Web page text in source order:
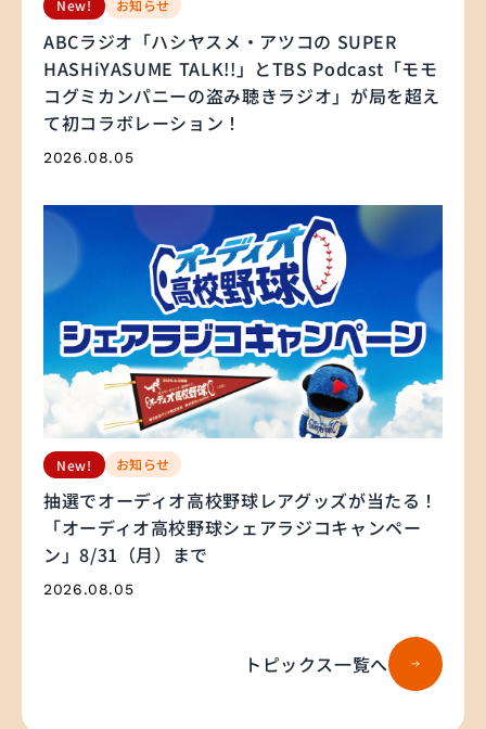
New! お知らせ
ABCラジオ「ハシヤスメ・アツコの SUPER
HASHiYASUME TALK!!」とTBS Podcast「モモ
コグミカンパニーの盗み聴きラジオ」が局を超え
て初コラボレーション！
2026.08.05
New! お知らせ
抽選でオーディオ高校野球レアグッズが当たる！
「オーディオ高校野球シェアラジコキャンペー
ン」8/31（月）まで
2026.08.05
トピックス一覧へ